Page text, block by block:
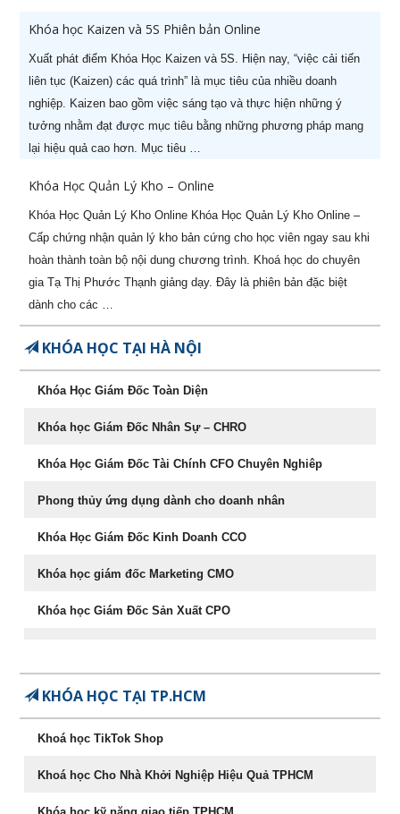
Khóa học Kaizen và 5S Phiên bản Online
Xuất phát điểm Khóa Học Kaizen và 5S. Hiện nay, “việc cải tiến
liên tục (Kaizen) các quá trình” là mục tiêu của nhiều doanh
nghiệp. Kaizen bao gồm việc sáng tạo và thực hiện những ý
tưởng nhằm đạt được mục tiêu bằng những phương pháp mang
lại hiệu quả cao hơn. Mục tiêu …
Khóa Học Quản Lý Kho – Online
Khóa Học Quản Lý Kho Online Khóa Học Quản Lý Kho Online –
Cấp chứng nhận quản lý kho bản cứng cho học viên ngay sau khi
hoàn thành toàn bộ nội dung chương trình. Khoá học do chuyên
gia Tạ Thị Phước Thạnh giảng dạy. Đây là phiên bản đặc biệt
dành cho các …
KHÓA HỌC TẠI HÀ NỘI
Khóa Học Giám Đốc Toàn Diện
Khóa học Giám Đốc Nhân Sự – CHRO
Khóa Học Giám Đốc Tài Chính CFO Chuyên Nghiêp
Phong thủy ứng dụng dành cho doanh nhân
Khóa Học Giám Đốc Kinh Doanh CCO
Khóa học giám đốc Marketing CMO
Khóa học Giám Đốc Sản Xuất CPO
Chuyên Khảo Dụng Nhân Như Dụng Mộc
dương
KHÓA HỌC TẠI TP.HCM
Khoá học TikTok Shop
Khoá học Cho Nhà Khởi Nghiệp Hiệu Quả TPHCM
Giám Đốc Điều Hành chuyên
10
[ZOOM ONLINE] Khoá học
Nâng cao Năng lực Cho Quản
Lý Cấp Trung (-50% còn
3.400.000đ)
14/09/2026